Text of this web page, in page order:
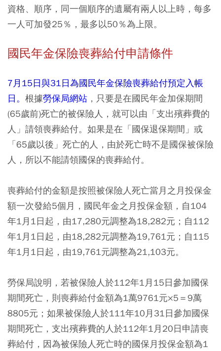
資格、順序，同一個順序的遺屬有兩人以上時，每多
一人可加發25％，最多以50％為上限。
國民年金保險喪葬給付申請條件
7月15日與31日為國民年金保險喪葬給付預定入帳
日。 根據勞保局網站 ，只要是在國民年金加保期間
(65歲前)死亡的被保險人，就可以由「支出殯葬費的
人」請領喪葬給付。如果是在「國保退保期間」或
「65歲以後」死亡的人，由於死亡時不是國保被保險
人，所以不能請領國保的喪葬給付。
喪葬給付的金額是按照被保險人死亡當月之月投保金
額一次發給5個月，國民年金之月投保金額，自104
年1月1日起，由17,280元調整為18,282元；自112
年1月1日起，由18,282元調整為19,761元；自115
年1月1日起，由19,761元調整為21,103元。
勞保局說明，若被保險人於112年1月15日參加國保
期間死亡，則喪葬給付金額為1萬9761元×5＝9萬
8805元；如果被保險人於111年10月31日參加國保
期間死亡，支出殯葬費的人於112年1月20日申請喪
葬給付，因為被保險人死亡時的國保月投保金額為1